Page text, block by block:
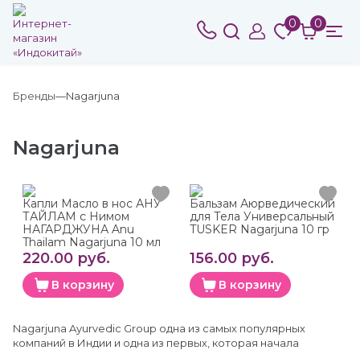
0 0
Бренды Nagarjuna
Nagarjuna
Капли Масло в нос АНУ
ТАЙЛАМ с Нимом
НАГАРДЖУНА Anu
Thailam Nagarjuna 10 мл
220.00 руб.
В корзину
Бальзам Аюрведический
для Тела Универсальный
TUSKER Nagarjuna 10 гр
156.00 руб.
В корзину
Nagarjuna Ayurvedic Group одна из самых популярных
компаний в Индии и одна из первых, которая начала